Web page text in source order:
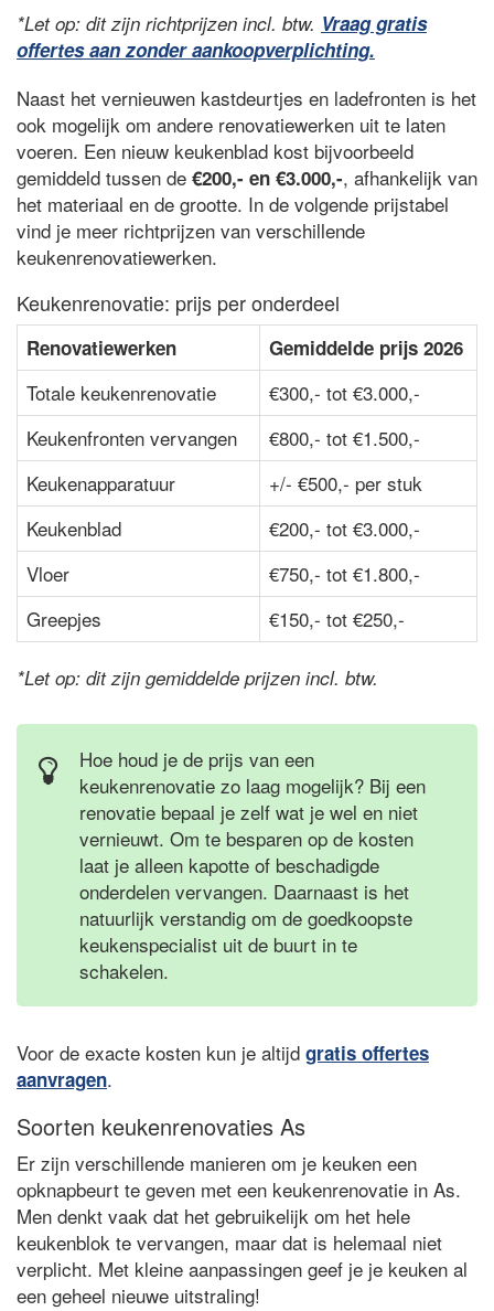
*Let op: dit zijn richtprijzen incl. btw. Vraag gratis
offertes aan zonder aankoopverplichting.
Naast het vernieuwen kastdeurtjes en ladefronten is het
ook mogelijk om andere renovatiewerken uit te laten
voeren. Een nieuw keukenblad kost bijvoorbeeld
gemiddeld tussen de €200,- en €3.000,-, afhankelijk van
het materiaal en de grootte. In de volgende prijstabel
vind je meer richtprijzen van verschillende
keukenrenovatiewerken.
Keukenrenovatie: prijs per onderdeel
Renovatiewerken Gemiddelde prijs 2026
Totale keukenrenovatie
€300,- tot €3.000,-
Keukenfronten vervangen
€800,- tot €1.500,-
Keukenapparatuur
+/- €500,- per stuk
Keukenblad
€200,- tot €3.000,-
Vloer
€750,- tot €1.800,-
Greepjes
€150,- tot €250,-
*Let op: dit zijn gemiddelde prijzen incl. btw.
Hoe houd je de prijs van een
keukenrenovatie zo laag mogelijk? Bij een
renovatie bepaal je zelf wat je wel en niet
vernieuwt. Om te besparen op de kosten
laat je alleen kapotte of beschadigde
onderdelen vervangen. Daarnaast is het
natuurlijk verstandig om de goedkoopste
keukenspecialist uit de buurt in te
schakelen.
Voor de exacte kosten kun je altijd gratis offertes
aanvragen.
Soorten keukenrenovaties As
Er zijn verschillende manieren om je keuken een
opknapbeurt te geven met een keukenrenovatie in As.
Men denkt vaak dat het gebruikelijk om het hele
keukenblok te vervangen, maar dat is helemaal niet
verplicht. Met kleine aanpassingen geef je je keuken al
een geheel nieuwe uitstraling!